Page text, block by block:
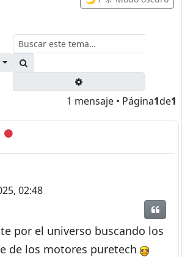
1 mensaje • Página1de1
Desconectado
02:48
por el universo buscando los
de los motores puretech